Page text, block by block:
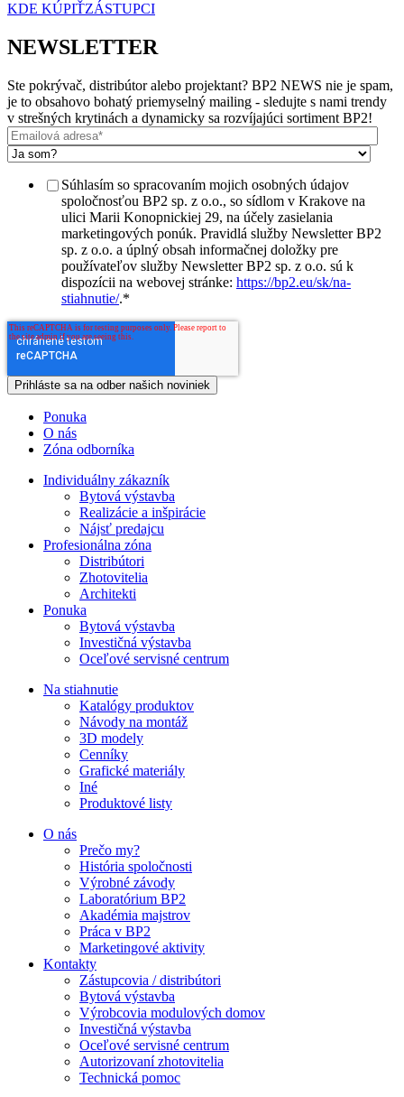
KDE KÚPIŤZÁSTUPCI
NEWSLETTER
Ste pokrývač, distribútor alebo projektant? BP2 NEWS nie je spam,
je to obsahovo bohatý priemyselný mailing - sledujte s nami trendy
v strešných krytinách a dynamicky sa rozvíjajúci sortiment BP2!
Súhlasím so spracovaním mojich osobných údajov
spoločnosťou BP2 sp. z o.o., so sídlom v Krakove na
ulici Marii Konopnickiej 29, na účely zasielania
marketingových ponúk. Pravidlá služby Newsletter BP2
sp. z o.o. a úplný obsah informačnej doložky pre
používateľov služby Newsletter BP2 sp. z o.o. sú k
dispozícii na webovej stránke: https://bp2.eu/sk/na-
stiahnutie/.*
Ponuka
O nás
Zóna odborníka
Individuálny zákazník
Bytová výstavba
Realizácie a inšpirácie
Nájsť predajcu
Profesionálna zóna
Distribútori
Zhotovitelia
Architekti
Ponuka
Bytová výstavba
Investičná výstavba
Oceľové servisné centrum
Na stiahnutie
Katalógy produktov
Návody na montáž
3D modely
Cenníky
Grafické materiály
Iné
Produktové listy
O nás
Prečo my?
História spoločnosti
Výrobné závody
Laboratórium BP2
Akadémia majstrov
Práca v BP2
Marketingové aktivity
Kontakty
Zástupcovia / distribútori
Bytová výstavba
Výrobcovia modulových domov
Investičná výstavba
Oceľové servisné centrum
Autorizovaní zhotovitelia
Technická pomoc